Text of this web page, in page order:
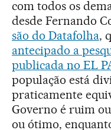
com todos os
desde Fernando
são do Datafolha,
antecipado a
publicada no EL
população está
praticamente
Governo é ruim
ou ótimo,